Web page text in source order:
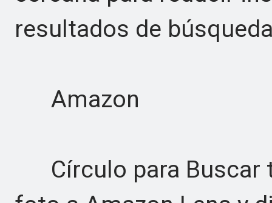
resultados de
Amazon
Círculo para Buscar